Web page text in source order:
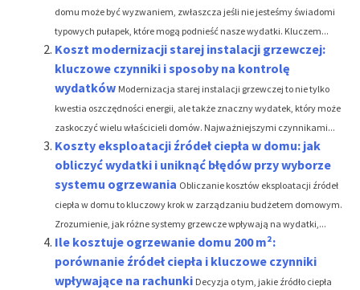
domu może być wyzwaniem, zwłaszcza jeśli nie jesteśmy świadomi
typowych pułapek, które mogą podnieść nasze wydatki. Kluczem...
Koszt modernizacji starej instalacji grzewczej:
kluczowe czynniki i sposoby na kontrolę
wydatków Modernizacja starej instalacji grzewczej to nie tylko
kwestia oszczędności energii, ale także znaczny wydatek, który może
zaskoczyć wielu właścicieli domów. Najważniejszymi czynnikami...
Koszty eksploatacji źródeł ciepła w domu: jak
obliczyć wydatki i uniknąć błędów przy wyborze
systemu ogrzewania Obliczanie kosztów eksploatacji źródeł
ciepła w domu to kluczowy krok w zarządzaniu budżetem domowym.
Zrozumienie, jak różne systemy grzewcze wpływają na wydatki,...
Ile kosztuje ogrzewanie domu 200 m²:
porównanie źródeł ciepła i kluczowe czynniki
wpływające na rachunki Decyzja o tym, jakie źródło ciepła